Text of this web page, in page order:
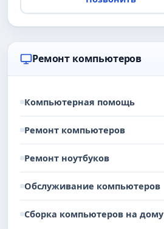
Ремонт компьютеров
Компьютерная помощь
Ремонт компьютеров
Ремонт ноутбуков
Обслуживание компьютеров
Сборка компьютеров на дому